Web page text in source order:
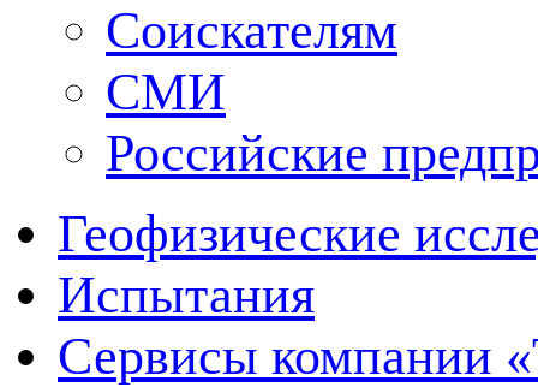
Соискателям
СМИ
Российские
Геофизические
Испытания
Сервисы компании